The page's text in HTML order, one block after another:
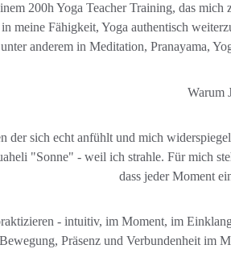
200h Yoga Teacher Training, das mich
meine Fähigkeit, Yoga authentisch
anderem in Meditation, Pranayama,
Warum
der sich echt anfühlt und mich
"Sonne" - weil ich strahle. Für mich
dass jeder Moment
- intuitiv, im Moment, im
Präsenz und Verbundenheit im